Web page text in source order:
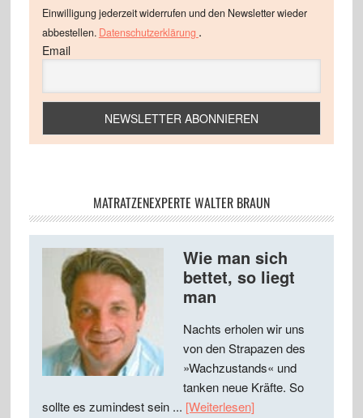
Einwilligung jederzeit widerrufen und den Newsletter wieder
abbestellen. Datenschutzerklärung .
Email
MATRATZENEXPERTE WALTER BRAUN
Wie man sich
bettet, so liegt
man
Nachts erholen wir uns
von den Strapazen des
»Wachzustands« und
tanken neue Kräfte. So
sollte es zumindest sein ... [Weiterlesen]